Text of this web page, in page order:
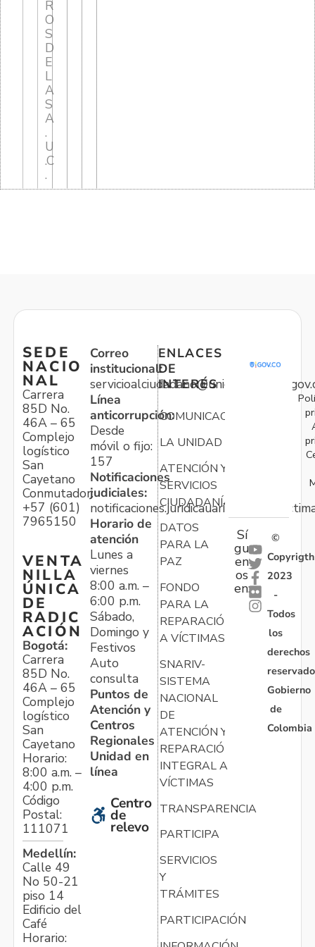
R
O
S
D
E
L
A
S
A
.
U
.C
.
SEDE
NACIO
NAL
Carrera
85D No.
46A – 65
Complejo
logístico
San
Cayetano
Conmutador:
+57 (601)
7965150
VENTA
NILLA
ÚNICA
DE
RADIC
ACIÓN
Bogotá:
Carrera
85D No.
46A – 65
Complejo
logístico
San
Cayetano
Horario:
8:00 a.m. –
4:00 p.m.
Código
Postal:
111071
Medellín:
Calle 49
No 50-21
piso 14
Edificio del
Café
Horario:
Correo
institucional:
Línea
anticorrupción:
Desde
móvil o fijo:
157
Notificaciones
judiciales:
Horario de
atención
Lunes a
viernes
8:00 a.m. –
6:00 p.m.
Sábado,
Domingo y
Festivos
Auto
consulta
Puntos de
Atención y
Centros
Regionales
Unidad en
línea
Centro
de
relevo
ENLACES
DE
INTERÉS
COMUNICACIONES
LA UNIDAD
ATENCIÓN Y
SERVICIOS
CIUDADANÍA
DATOS
PARA LA
PAZ
FONDO
PARA LA
REPARACIÓN
A VÍCTIMAS
SNARIV-
SISTEMA
NACIONAL
DE
ATENCIÓN Y
REPARACIÓN
INTEGRAL A
VÍCTIMAS
TRANSPARENCIA
PARTICIPA
SERVICIOS
Y
TRÁMITES
PARTICIPACIÓN
Sí
gu
en
os
en:
©
Copyrigth
2023
-
Todos
los
derechos
Gobierno
de
Colombia